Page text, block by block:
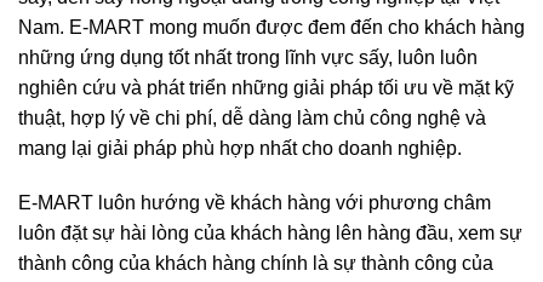
Nam. E-MART mong muốn được đem đến cho khách hàng
những ứng dụng tốt nhất trong lĩnh vực sấy, luôn luôn
nghiên cứu và phát triển những giải pháp tối ưu về mặt kỹ
thuật, hợp lý về chi phí, dễ dàng làm chủ công nghệ và
mang lại giải pháp phù hợp nhất cho doanh nghiệp.
E-MART luôn hướng về khách hàng với phương châm
luôn đặt sự hài lòng của khách hàng lên hàng đầu, xem sự
thành công của khách hàng chính là sự thành công của